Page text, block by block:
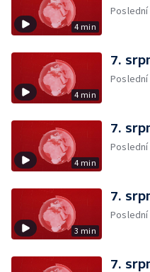
4 min
4 min
7.
4 min
7.
3 min
7.
7.